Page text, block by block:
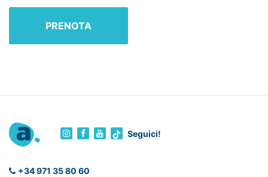
PRENOTA
Seguici!
+34 971 35 80 60